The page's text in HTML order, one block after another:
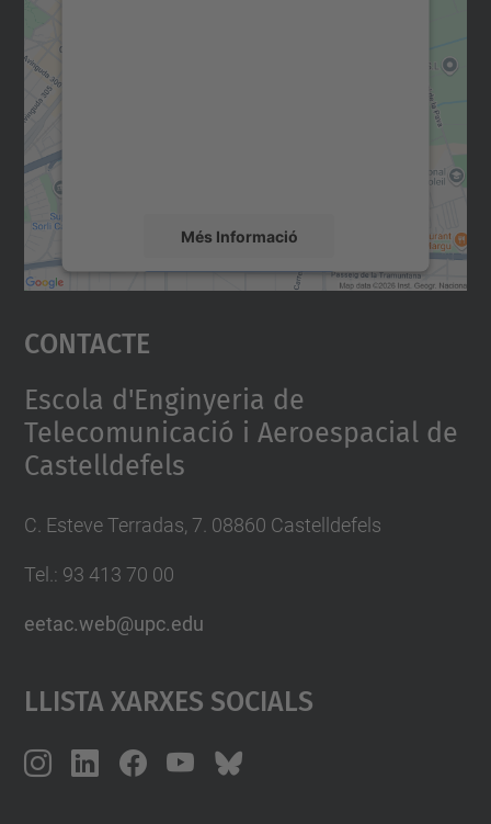
Més Informació
Accepta
powered by
Contacte
Escola d'Enginyeria de
Telecomunicació i Aeroespacial de
Castelldefels
C. Esteve Terradas, 7. 08860 Castelldefels
Tel.: 93 413 70 00
eetac.web@upc.edu
Llista Xarxes Socials